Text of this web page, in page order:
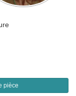
pièce